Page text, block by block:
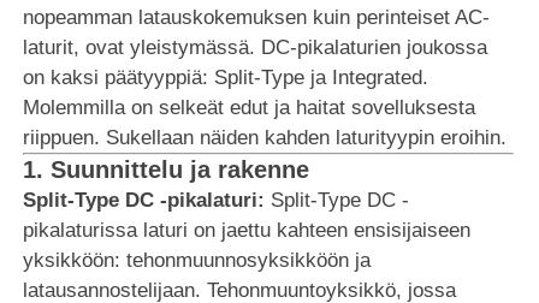
nopeamman latauskokemuksen kuin perinteiset AC-
laturit, ovat yleistymässä. DC-pikalaturien joukossa
on kaksi päätyyppiä: Split-Type ja Integrated.
Molemmilla on selkeät edut ja haitat sovelluksesta
riippuen. Sukellaan näiden kahden laturityypin eroihin.
1. Suunnittelu ja rakenne
Split-Type DC -pikalaturi: Split-Type DC -
pikalaturissa laturi on jaettu kahteen ensisijaiseen
yksikköön: tehonmuunnosyksikköön ja
latausannostelijaan. Tehonmuuntoyksikkö, jossa